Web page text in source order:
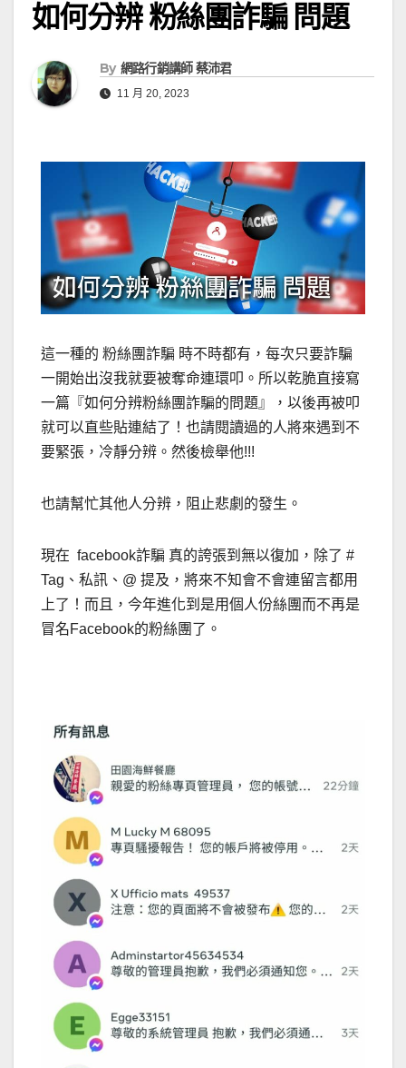
如何分辨 粉絲團詐騙 問題
By 網路行銷講師 蔡沛君
11 月 20, 2023
這一種的 粉絲團詐騙 時不時都有，每次只要詐騙
一開始出沒我就要被奪命連環叩。所以乾脆直接寫
一篇『如何分辨粉絲團詐騙的問題』，以後再被叩
就可以直些貼連結了！也請閱讀過的人將來遇到不
要緊張，冷靜分辨。然後檢舉他!!!
也請幫忙其他人分辨，阻止悲劇的發生。
現在 facebook詐騙 真的誇張到無以復加，除了 #
Tag、私訊、@ 提及，將來不知會不會連留言都用
上了！而且，今年進化到是用個人份絲團而不再是
冒名Facebook的粉絲團了。